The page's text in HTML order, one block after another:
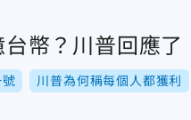
幣？川普回應
川普為何稱每個人都獲利